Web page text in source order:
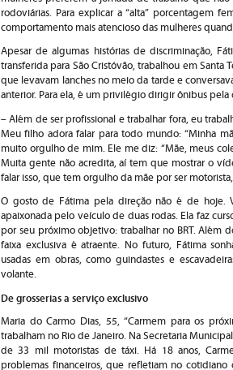
rodoviárias. Para explicar a “alta” porcentagem
comportamento mais atencioso das mulheres
Apesar de algumas histórias de discriminação,
transferida para São Cristóvão, trabalhou em Santa
que levavam lanches no meio da tarde e
anterior. Para ela, é um privilégio dirigir ônibus pela
– Além de ser profissional e trabalhar fora, eu
Meu filho adora falar para todo mundo: “Minha
muito orgulho de mim. Ele me diz: “Mãe, meus
Muita gente não acredita, aí tem que mostrar o
falar isso, que tem orgulho da mãe por ser
O gosto de Fátima pela direção não é de hoje.
apaixonada pelo veículo de duas rodas. Ela faz
por seu próximo objetivo: trabalhar no BRT. Além
faixa exclusiva é atraente. No futuro, Fátima
usadas em obras, como guindastes e
volante.
De grosserias a serviço exclusivo
Maria do Carmo Dias, 55, “Carmem para os
trabalham no Rio de Janeiro. Na Secretaria
de 33 mil motoristas de táxi. Há 18 anos,
problemas financeiros, que refletiam no